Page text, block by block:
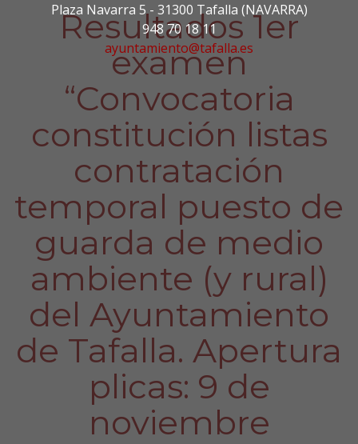
Plaza Navarra 5 - 31300 Tafalla (NAVARRA)
948 70 18 11
ayuntamiento@tafalla.es
Resultados 1er
examen
“Convocatoria
constitución listas
contratación
temporal puesto de
guarda de medio
ambiente (y rural)
del Ayuntamiento
de Tafalla. Apertura
plicas: 9 de
noviembre